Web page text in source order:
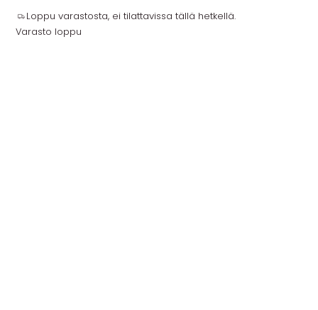
Loppu varastosta, ei tilattavissa tällä hetkellä.
Varasto loppu